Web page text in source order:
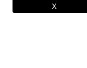
X